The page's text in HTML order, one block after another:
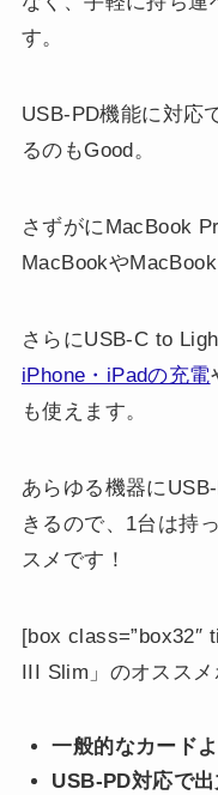
す。
USB-PD機能に対応
るのもGood。
さずがにMacBook
MacBookや
さらにUSB-C to
iPhone・iPadの充電
も使えます。
あらゆる機器に
きるので、1台は持
スメです！
[box class=”box32″
III Slim」のオススメ
一般的なカード
USB-PD対応で